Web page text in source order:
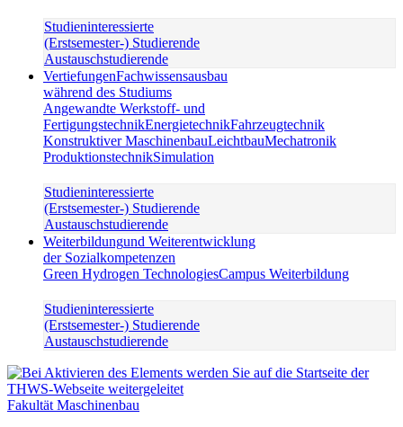
Studieninteressierte
(Erstsemester-) Studierende
Austauschstudierende
VertiefungenFachwissensausbau
während des Studiums
Angewandte Werkstoff- und
FertigungstechnikEnergietechnikFahrzeugtechnik
Konstruktiver MaschinenbauLeichtbauMechatronik
ProduktionstechnikSimulation
Studieninteressierte
(Erstsemester-) Studierende
Austauschstudierende
Weiterbildungund Weiterentwicklung
der Sozialkompetenzen
Green Hydrogen TechnologiesCampus Weiterbildung
Studieninteressierte
(Erstsemester-) Studierende
Austauschstudierende
Fakultät Maschinenbau